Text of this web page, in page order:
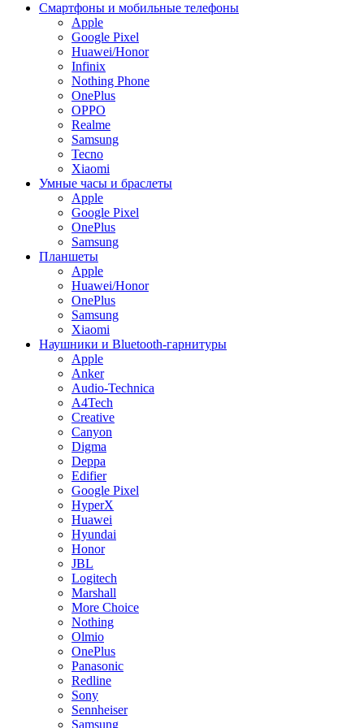
Смартфоны и мобильные телефоны
Apple
Google Pixel
Huawei/Honor
Infinix
Nothing Phone
OnePlus
OPPO
Realme
Samsung
Tecno
Xiaomi
Умные часы и браслеты
Apple
Google Pixel
OnePlus
Samsung
Планшеты
Apple
Huawei/Honor
OnePlus
Samsung
Xiaomi
Наушники и Bluetooth-гарнитуры
Apple
Anker
Audio-Technica
A4Tech
Creative
Canyon
Digma
Deppa
Edifier
Google Pixel
HyperX
Huawei
Hyundai
Honor
JBL
Logitech
Marshall
More Choice
Nothing
Olmio
OnePlus
Panasonic
Redline
Sony
Sennheiser
Samsung